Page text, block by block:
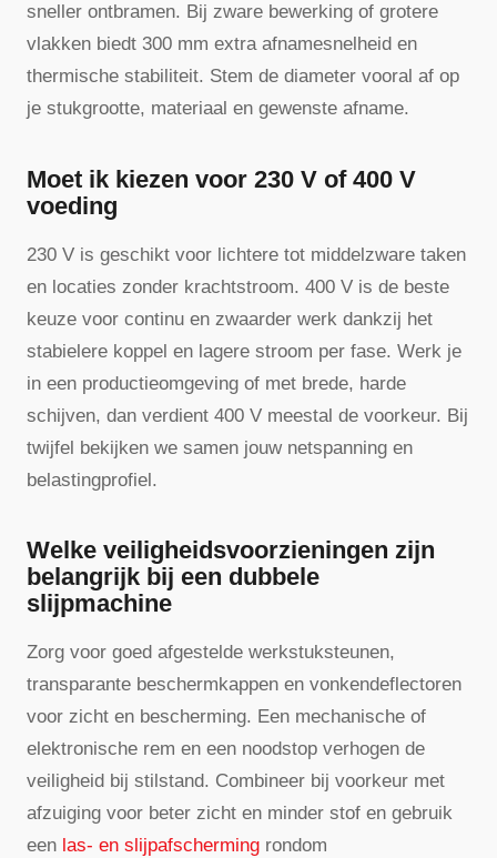
sneller ontbramen. Bij zware bewerking of grotere
vlakken biedt 300 mm extra afnamesnelheid en
thermische stabiliteit. Stem de diameter vooral af op
je stukgrootte, materiaal en gewenste afname.
Moet ik kiezen voor 230 V of 400 V
voeding
230 V is geschikt voor lichtere tot middelzware taken
en locaties zonder krachtstroom. 400 V is de beste
keuze voor continu en zwaarder werk dankzij het
stabielere koppel en lagere stroom per fase. Werk je
in een productieomgeving of met brede, harde
schijven, dan verdient 400 V meestal de voorkeur. Bij
twijfel bekijken we samen jouw netspanning en
belastingprofiel.
Welke veiligheidsvoorzieningen zijn
belangrijk bij een dubbele
slijpmachine
Zorg voor goed afgestelde werkstuksteunen,
transparante beschermkappen en vonkendeflectoren
voor zicht en bescherming. Een mechanische of
elektronische rem en een noodstop verhogen de
veiligheid bij stilstand. Combineer bij voorkeur met
afzuiging voor beter zicht en minder stof en gebruik
een las- en slijpafscherming rondom